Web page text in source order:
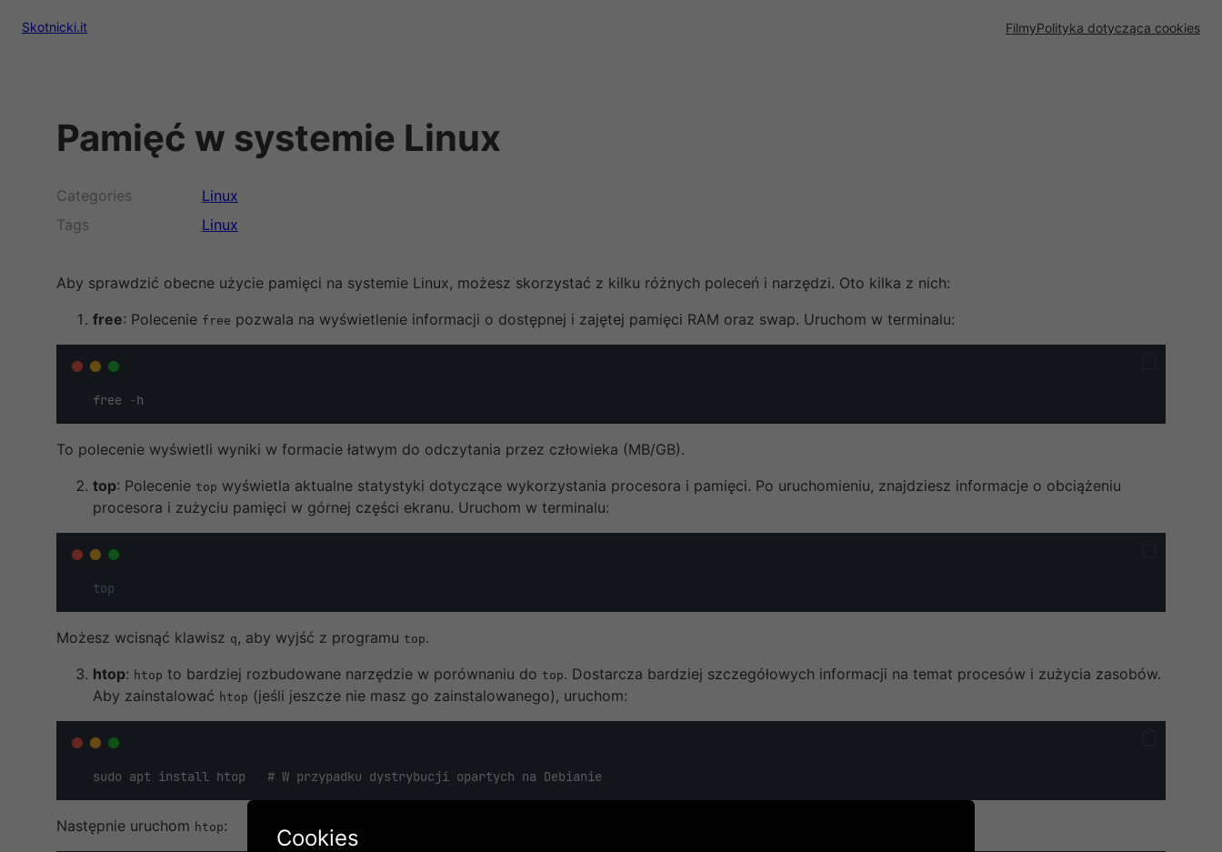
Skotnicki.it FilmyPolityka dotycząca cookies
Pamięć w systemie Linux
Linux
Linux
Aby sprawdzić obecne użycie pamięci na systemie Linux, możesz skorzystać z kilku różnych poleceń i narzędzi. Oto kilka z nich:
free: Polecenie free pozwala na wyświetlenie informacji o dostępnej i zajętej pamięci RAM oraz swap. Uruchom w terminalu:
   free
-h
To polecenie wyświetli wyniki w formacie łatwym do odczytania przez człowieka (MB/GB).
top: Polecenie top wyświetla aktualne statystyki dotyczące wykorzystania procesora i pamięci. Po uruchomieniu, znajdziesz informacje o obciążeniu
procesora i zużyciu pamięci w górnej części ekranu. Uruchom w terminalu:
top
Możesz wcisnąć klawisz q , aby wyjść z programu top.
htop: htop to bardziej rozbudowane narzędzie w porównaniu do top. Dostarcza bardziej szczegółowych informacji na temat procesów i zużycia zasobów.
Aby zainstalować htop (jeśli jeszcze nie masz go zainstalowanego), uruchom:
   sudo apt install htop   # W przypadku dystrybucji opartych na Debianie
Następnie uruchom htop: Cookies